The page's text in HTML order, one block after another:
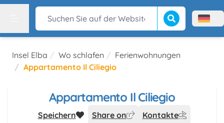
Suchen Sie auf der Website Suche beginnen
Menù
Insel Elba Wo schlafen
Ferienwohnungen
Appartamento Il Ciliegio
Appartamento Il Ciliegio
Speichern Share on Kontakte